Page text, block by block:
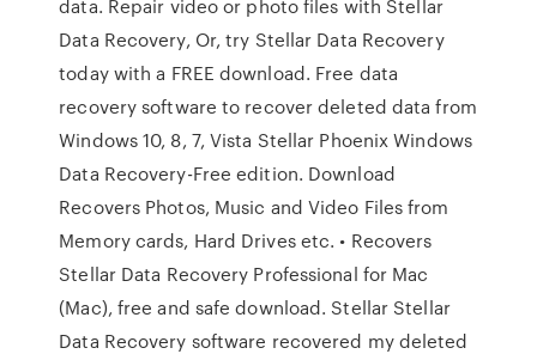
data. Repair video or photo files with Stellar
Data Recovery, Or, try Stellar Data Recovery
today with a FREE download. Free data
recovery software to recover deleted data from
Windows 10, 8, 7, Vista Stellar Phoenix Windows
Data Recovery-Free edition. Download
Recovers Photos, Music and Video Files from
Memory cards, Hard Drives etc. • Recovers
Stellar Data Recovery Professional for Mac
(Mac), free and safe download. Stellar Stellar
Data Recovery software recovered my deleted